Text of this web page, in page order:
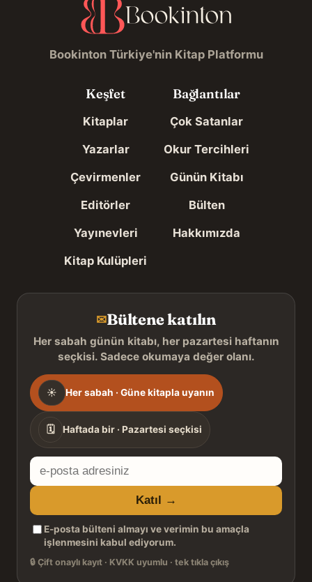
Bookinton Türkiye'nin Kitap Platformu
Keşfet
Kitaplar
Yazarlar
Çevirmenler
Editörler
Yayınevleri
Kitap Kulüpleri
Bağlantılar
Çok Satanlar
Okur Tercihleri
Günün Kitabı
Bülten
Hakkımızda
✉Bültene katılın
Her sabah günün kitabı, her pazartesi haftanın
seçkisi. Sadece okumaya değer olanı.
Gönderim
sıklığı
☀ Her sabah · Güne kitapla uyanın
🗓 Haftada bir · Pazartesi seçkisi
E-
posta
adresiniz
Katıl →
E-posta bülteni almayı ve verimin bu amaçla
işlenmesini kabul ediyorum.
🔒 Çift onaylı kayıt · KVKK uyumlu · tek tıkla çıkış